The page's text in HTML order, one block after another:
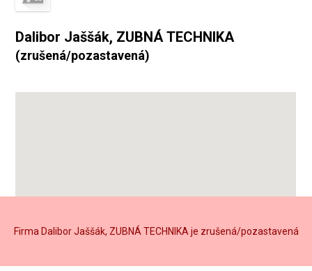
Dalibor Jaššák, ZUBNÁ TECHNIKA
(zrušená/pozastavená)
Firma Dalibor Jaššák, ZUBNÁ TECHNIKA je zrušená/pozastavená